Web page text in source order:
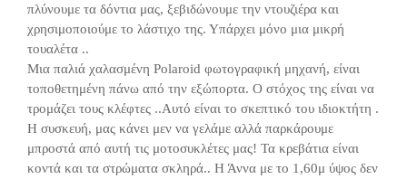
πλύνουμε τα δόντια μας, ξεβιδώνουμε την ντουζιέρα και
χρησιμοποιούμε το λάστιχο της. Υπάρχει μόνο μια μικρή
τουαλέτα ..
Μια παλιά χαλασμένη Polaroid φωτογραφική μηχανή, είναι
τοποθετημένη πάνω από την εξώπορτα. Ο στόχος της είναι να
τρομάζει τους κλέφτες ..Αυτό είναι το σκεπτικό του ιδιοκτήτη .
Η συσκευή, μας κάνει μεν να γελάμε αλλά παρκάρουμε
μπροστά από αυτή τις μοτοσυκλέτες μας! Τα κρεβάτια είναι
κοντά και τα στρώματα σκληρά.. Η Άννα με το 1,60μ ύψος δεν